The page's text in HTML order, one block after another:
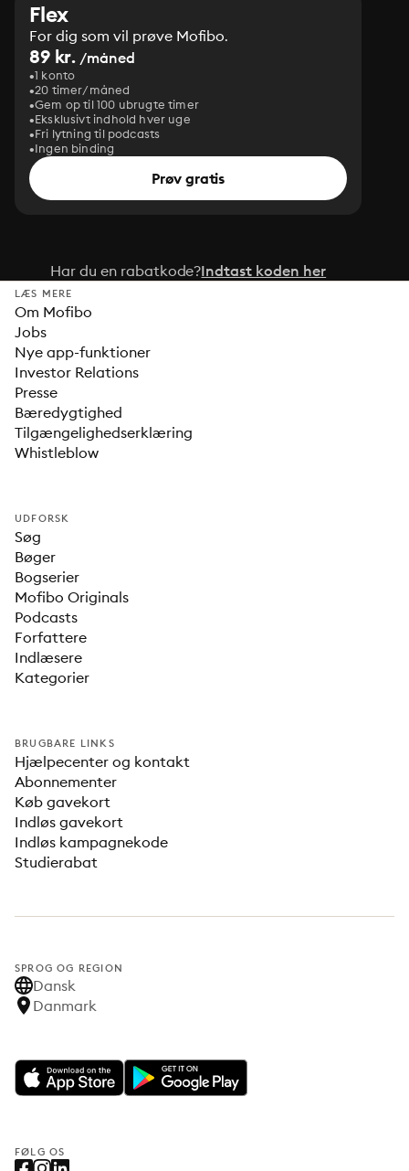
Flex
For dig som vil prøve Mofibo.
89 kr. /måned
1 konto
20 timer/måned
Gem op til 100 ubrugte timer
Eksklusivt indhold hver uge
Fri lytning til podcasts
Ingen binding
Prøv gratis
Har du en rabatkode?Indtast koden her
LÆS MERE
Om Mofibo
Jobs
Nye app-funktioner
Investor Relations
Presse
Bæredygtighed
Tilgængelighedserklæring
Whistleblow
UDFORSK
Søg
Bøger
Bogserier
Mofibo Originals
Podcasts
Forfattere
Indlæsere
Kategorier
BRUGBARE LINKS
Hjælpecenter og kontakt
Abonnementer
Køb gavekort
Indløs gavekort
Indløs kampagnekode
Studierabat
SPROG OG REGION
Dansk
Danmark
FØLG OS